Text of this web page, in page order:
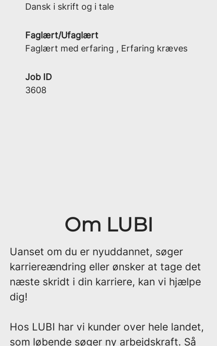
Dansk i skrift og i tale
Faglært/Ufaglært
Faglært med erfaring , Erfaring kræves
Job ID
3608
Om LUBI
Uanset om du er nyuddannet, søger
karriereændring eller ønsker at tage det
næste skridt i din karriere, kan vi hjælpe
dig!
Hos LUBI har vi kunder over hele landet,
som løbende søger ny arbejdskraft. Så